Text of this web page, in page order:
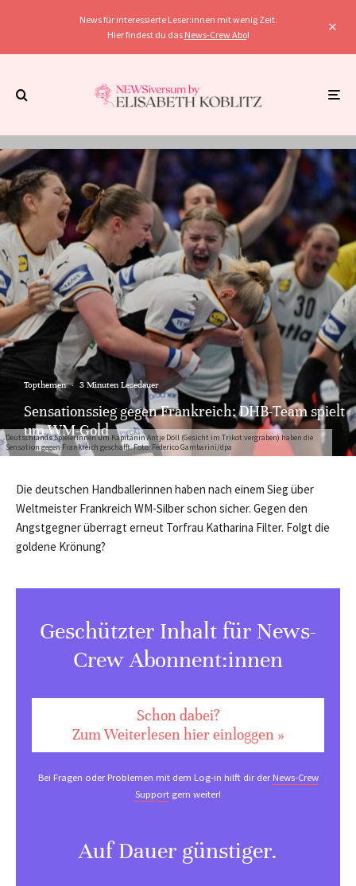
News für interessierte Leser:innen mit wenig Zeit.
Hier findest du das News-Crew Abo!
Deutschlands Spielerinnen um Kapitänin Antje Döll (Gesicht im Trikot vergraben) haben die
Sensation gegen Frankreich geschafft. Foto: Federico Gambarini/dpa
Topthemen · 3 Minuten Lesedauer
Sensationssieg gegen Frankreich: DHB-Team spielt
um WM-Gold
Die deutschen Handballerinnen haben nach einem Sieg über
Weltmeister Frankreich WM-Silber schon sicher. Gegen den
Angstgegner überragt erneut Torfrau Katharina Filter. Folgt die
goldene Krönung?
Geschützter Inhalt für News-
Crew Abonnent:innen
Schon dabei?
Zum Weiterlesen hier einloggen »
Bei Fragen oder Problemen mit dem Log-in hilft dir derNews-Crew
Support gern weiter!
Auf Dauer günstiger.